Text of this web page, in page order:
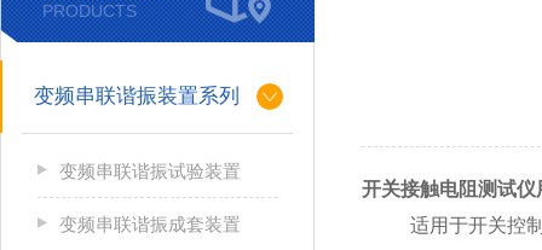
PRODUCTS
变频串联谐振装置系列
变频串联谐振试验装置
变频串联谐振成套装置
开关接触电阻测试仪
适用于开关控制设